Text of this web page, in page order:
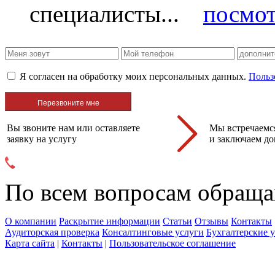
специалисты...
Я согласен на обработку моих персональных данных.
Вы звоните нам или оставляете
заявку на услугу
Мы
и заключаем
По всем вопросам
О компании Раскрытие информации Статьи Отзывы Контакты
Аудиторская проверка Консалтинговые услуги Бухгалтерские
Карта сайта | Контакты | Пользовательское соглашение